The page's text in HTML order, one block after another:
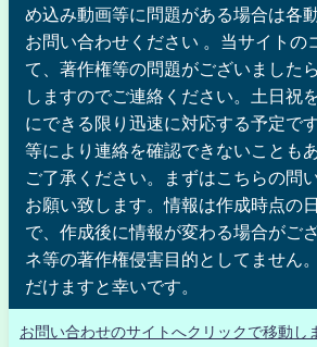
め込み動画等に問題がある場合は各
お問い合わせください 。当サイトの
て、著作権等の問題がございました
しますのでご連絡ください。土日祝
にできる限り迅速に対応する予定で
等により連絡を確認できないことも
ご了承ください。まずはこちらの問
お願い致します。情報は作成時点の
で、作成後に情報が変わる場合がご
ネ等の著作権侵害目的としてません
だけますと幸いです。
お問い合わせのサイトへクリックで移動し